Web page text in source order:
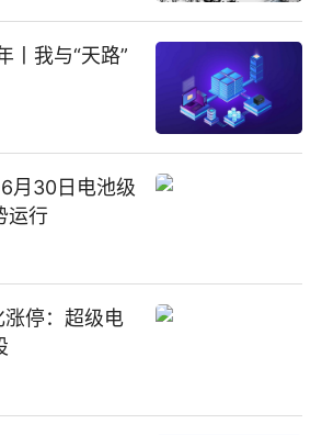
丨我与“天路”
月30日电池级
运行
停：超级电